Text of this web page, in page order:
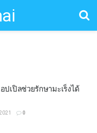
เปิลช่วยรักษามะเร็งได้
0